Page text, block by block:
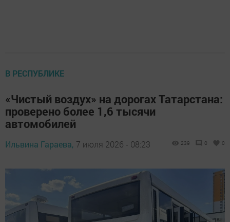
В РЕСПУБЛИКЕ
«Чистый воздух» на дорогах Татарстана:
проверено более 1,6 тысячи
автомобилей
Ильвина Гараева, 7 июля 2026 - 08:23 239 0 0